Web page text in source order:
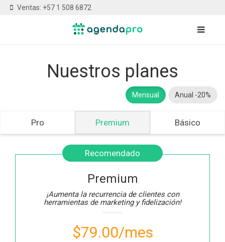
Ventas: +57 1 508 6872
Nuestros planes
Mensual Anual -20%
Pro Premium Básico
Recomendado
Premium
¡Aumenta la recurrencia de clientes con
herramientas de marketing y fidelización!
$79.00/mes